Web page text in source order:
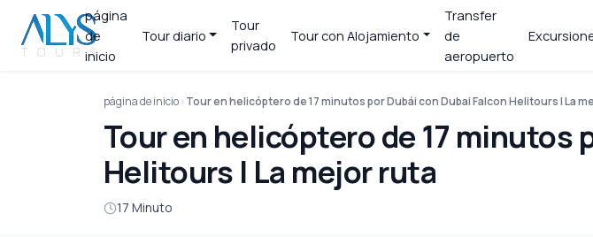
página
de
inicio
Tour diario
Tour
privado
Tour con Alojamiento
Transfer
de
aeropuerto
página de inicio Tour en helicóptero de 17 minutos por Dubái con Dubai Falcon Helitours | La
Tour en helicóptero de 17 minutos
Helitours | La mejor ruta
17 Minuto